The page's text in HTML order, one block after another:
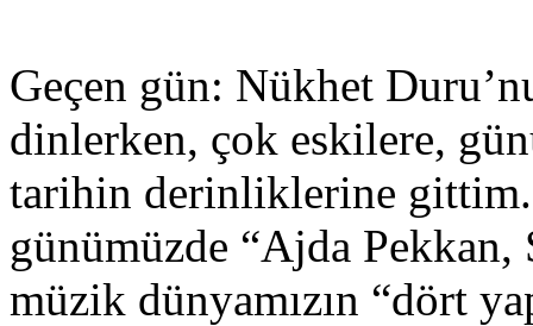
Geçen gün: Nükhet
dinlerken, çok eskilere,
tarihin derinliklerine
günümüzde “Ajda
müzik dünyamızın “dört